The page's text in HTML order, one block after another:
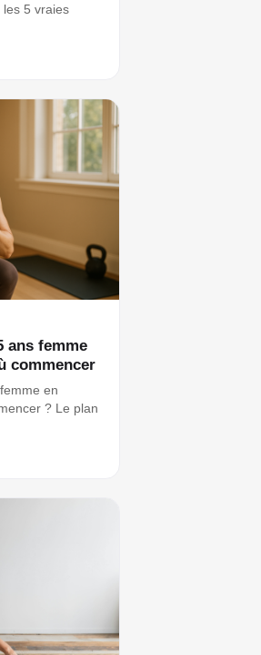
5 vraies
ans femme
commencer
en
? Le plan